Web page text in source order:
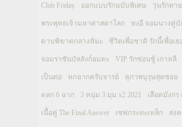
Club Friday ออกแบบรักฉบับพิเศษ วุ่นรักทา
พระพุทธเจ้ามหาศาสดาโลก ทงอี จอมนางคู่บั
ดาบพิฆาตกลางหิมะ ชีวิตเพื่อชาติ รักนี้เพื่อเธ
จอมราชันบัลลังก์อมตะ VIP รักซ่อนชู้ เกาหลี
เป็นต่อ หกฉากครับจารย์ สุภาพบุรุษสุดซอย
ตลก 6 ฉาก 3 หนุ่ม 3 มุม x2 2021 เลือดมังกร
เนื้อคู่ The Final Answer เชฟกระทะเหล็ก สง